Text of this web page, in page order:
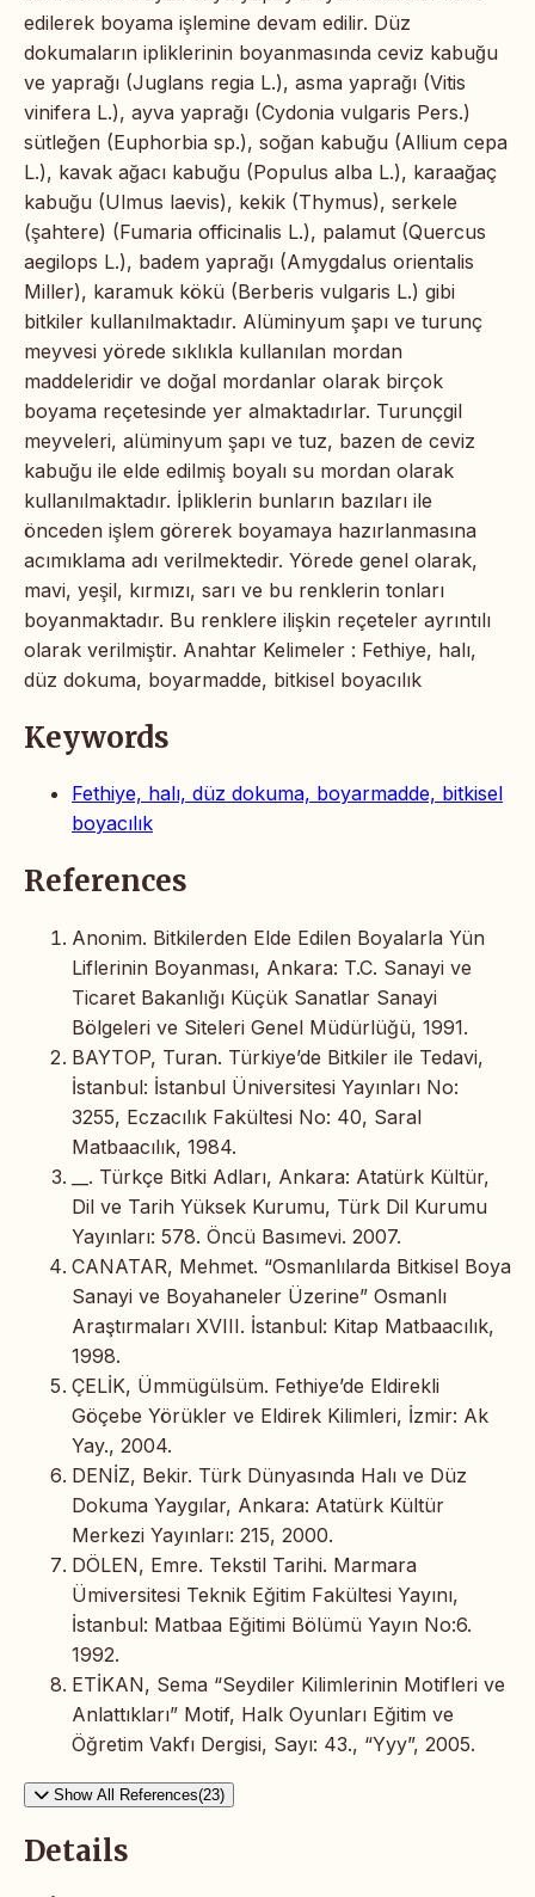
edilerek boyama işlemine devam edilir. Düz
dokumaların ipliklerinin boyanmasında ceviz kabuğu
ve yaprağı (Juglans regia L.), asma yaprağı (Vitis
vinifera L.), ayva yaprağı (Cydonia vulgaris Pers.)
sütleğen (Euphorbia sp.), soğan kabuğu (Allium cepa
L.), kavak ağacı kabuğu (Populus alba L.), karaağaç
kabuğu (Ulmus laevis), kekik (Thymus), serkele
(şahtere) (Fumaria officinalis L.), palamut (Quercus
aegilops L.), badem yaprağı (Amygdalus orientalis
Miller), karamuk kökü (Berberis vulgaris L.) gibi
bitkiler kullanılmaktadır. Alüminyum şapı ve turunç
meyvesi yörede sıklıkla kullanılan mordan
maddeleridir ve doğal mordanlar olarak birçok
boyama reçetesinde yer almaktadırlar. Turunçgil
meyveleri, alüminyum şapı ve tuz, bazen de ceviz
kabuğu ile elde edilmiş boyalı su mordan olarak
kullanılmaktadır. İpliklerin bunların bazıları ile
önceden işlem görerek boyamaya hazırlanmasına
acımıklama adı verilmektedir. Yörede genel olarak,
mavi, yeşil, kırmızı, sarı ve bu renklerin tonları
boyanmaktadır. Bu renklere ilişkin reçeteler ayrıntılı
olarak verilmiştir. Anahtar Kelimeler : Fethiye, halı,
düz dokuma, boyarmadde, bitkisel boyacılık
Keywords
Fethiye, halı, düz dokuma, boyarmadde, bitkisel
boyacılık
References
Anonim. Bitkilerden Elde Edilen Boyalarla Yün
Liflerinin Boyanması, Ankara: T.C. Sanayi ve
Ticaret Bakanlığı Küçük Sanatlar Sanayi
Bölgeleri ve Siteleri Genel Müdürlüğü, 1991.
BAYTOP, Turan. Türkiye’de Bitkiler ile Tedavi,
İstanbul: İstanbul Üniversitesi Yayınları No:
3255, Eczacılık Fakültesi No: 40, Saral
Matbaacılık, 1984.
__. Türkçe Bitki Adları, Ankara: Atatürk Kültür,
Dil ve Tarih Yüksek Kurumu, Türk Dil Kurumu
Yayınları: 578. Öncü Basımevi. 2007.
CANATAR, Mehmet. “Osmanlılarda Bitkisel Boya
Sanayi ve Boyahaneler Üzerine” Osmanlı
Araştırmaları XVIII. İstanbul: Kitap Matbaacılık,
1998.
ÇELİK, Ümmügülsüm. Fethiye’de Eldirekli
Göçebe Yörükler ve Eldirek Kilimleri, İzmir: Ak
Yay., 2004.
DENİZ, Bekir. Türk Dünyasında Halı ve Düz
Dokuma Yaygılar, Ankara: Atatürk Kültür
Merkezi Yayınları: 215, 2000.
DÖLEN, Emre. Tekstil Tarihi. Marmara
Ümiversitesi Teknik Eğitim Fakültesi Yayını,
İstanbul: Matbaa Eğitimi Bölümü Yayın No:6.
1992.
ETİKAN, Sema “Seydiler Kilimlerinin Motifleri ve
Anlattıkları” Motif, Halk Oyunları Eğitim ve
Öğretim Vakfı Dergisi, Sayı: 43., “Yyy”, 2005.
Show All References(23)
Details